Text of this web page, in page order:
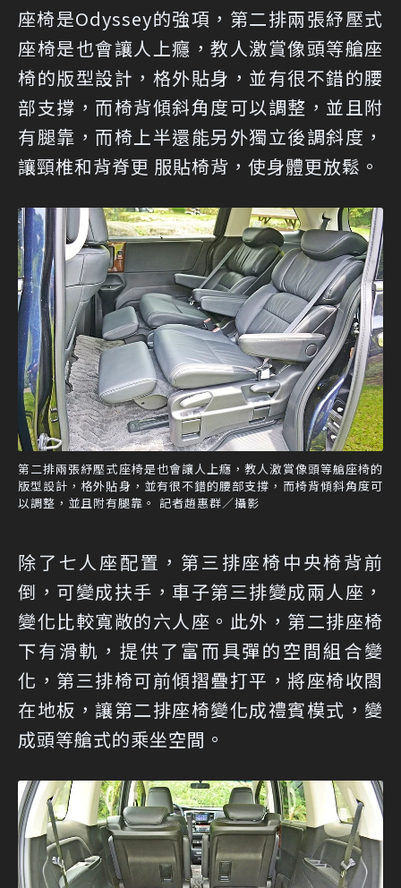
座椅是Odyssey的強項，第二排兩張紓壓式
座椅是也會讓人上癮，教人激賞像頭等艙座
椅的版型設計，格外貼身，並有很不錯的腰
部支撐，而椅背傾斜角度可以調整，並且附
有腿靠，而椅上半還能另外獨立後調斜度，
讓頸椎和背脊更 服貼椅背，使身體更放鬆。
第二排兩張紓壓式座椅是也會讓人上癮，教人激賞像頭等艙座椅的
版型設計，格外貼身，並有很不錯的腰部支撐，而椅背傾斜角度可
以調整，並且附有腿靠。 記者趙惠群／攝影
除了七人座配置，第三排座椅中央椅背前
倒，可變成扶手，車子第三排變成兩人座，
變化比較寬敞的六人座。此外，第二排座椅
下有滑軌，提供了富而具彈的空間組合變
化，第三排椅可前傾摺疊打平，將座椅收閤
在地板，讓第二排座椅變化成禮賓模式，變
成頭等艙式的乘坐空間。